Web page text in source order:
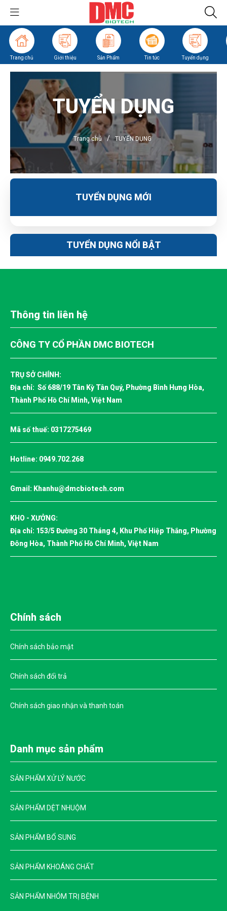
Trang chủ Giới thiệu Sản Phẩm Tin tức Tuyển dụng
TUYỂN DỤNG
Trang chủ / TUYỂN DỤNG
TUYỂN DỤNG MỚI
TUYỂN DỤNG NỔI BẬT
Thông tin liên hệ
CÔNG TY CỔ PHẦN DMC BIOTECH
TRỤ SỞ CHÍNH:
Địa chỉ: Số 688/19 Tân Kỳ Tân Quý, Phường Bình Hưng Hòa,
Thành Phố Hồ Chí Minh, Việt Nam
Mã số thuế: 0317275469
Hotline: 0949.702.268
Gmail: Khanhu@dmcbiotech.com
KHO - XƯỞNG:
Địa chỉ: 153/5 Đường 30 Tháng 4, Khu Phố Hiệp Thắng, Phường
Đông Hòa, Thành Phố Hồ Chí Minh, Việt Nam
Chính sách
Chính sách bảo mật
Chính sách đổi trả
Chính sách giao nhận và thanh toán
Danh mục sản phẩm
SẢN PHẨM XỬ LÝ NƯỚC
SẢN PHẨM DỆT NHUỘM
SẢN PHẨM BỔ SUNG
SẢN PHẨM KHOÁNG CHẤT
SẢN PHẨM NHÓM TRỊ BỆNH